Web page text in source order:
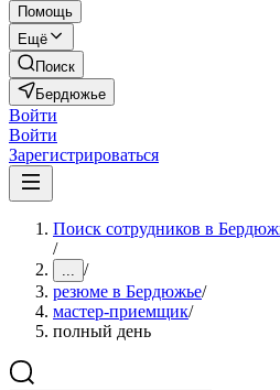
Помощь
Ещё
Поиск
Бердюжье
Войти
Войти
Зарегистрироваться
Поиск сотрудников в
/
... /
резюме в Бердюжье/
мастер-приемщик/
полный день